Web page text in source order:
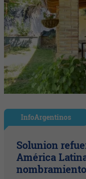
InfoArgentinos
Solunion
América